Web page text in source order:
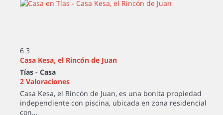
6 3
Casa Kesa, el Rincón de Juan
Tías - Casa
2 Valoraciones
Casa Kesa, el Rincón de Juan, es una bonita propiedad
independiente con piscina, ubicada en zona residencial
con...